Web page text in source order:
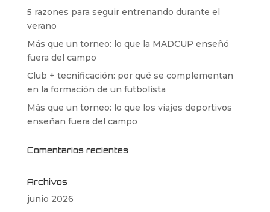
5 razones para seguir entrenando durante el
verano
Más que un torneo: lo que la MADCUP enseñó
fuera del campo
Club + tecnificación: por qué se complementan
en la formación de un futbolista
Más que un torneo: lo que los viajes deportivos
enseñan fuera del campo
Comentarios recientes
Archivos
junio 2026